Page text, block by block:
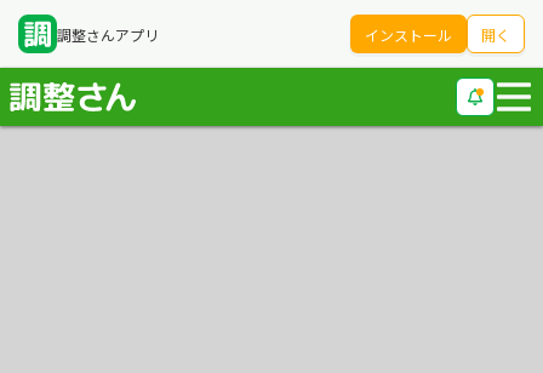
調整さんアプリ インストール 開く